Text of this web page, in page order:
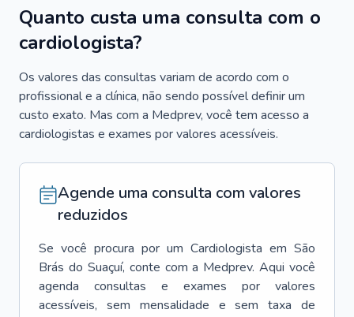
Quanto custa uma consulta com o
cardiologista?
Os valores das consultas variam de acordo com o
profissional e a clínica, não sendo possível definir um
custo exato. Mas com a Medprev, você tem acesso a
cardiologistas e exames por valores acessíveis.
Agende uma consulta com valores
reduzidos
Se você procura por um Cardiologista em São
Brás do Suaçuí, conte com a Medprev. Aqui você
agenda consultas e exames por valores
acessíveis, sem mensalidade e sem taxa de